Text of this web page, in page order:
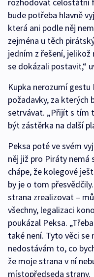
rozhodovat celostátní
bude potřeba hlavně
která ani podle něj
zejména u těch
jedním z řešení, jelikož
se dokázali postavit,“
Kupka nerozumí
požadavky, za kterých
setrvávat. „Přijít s tím
být zástěrka na další
Peksa poté ve svém
něj již pro Piráty nemá
chápe, že kolegové
by je o tom
strana zrealizovat –
všechny, legalizaci
poukázal Peksa.
také není. Tyto věci se
nedostávám to, co
že moje strana v ní
místopředseda strany.